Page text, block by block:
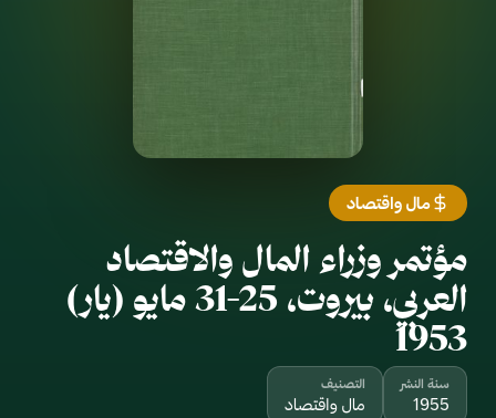
مال واقتصاد
مؤتمر وزراء المال والاقتصاد
العربي، بيروت، 25-31 مايو (يار)
1953
سنة النشر
1955
التصنيف
مال واقتصاد